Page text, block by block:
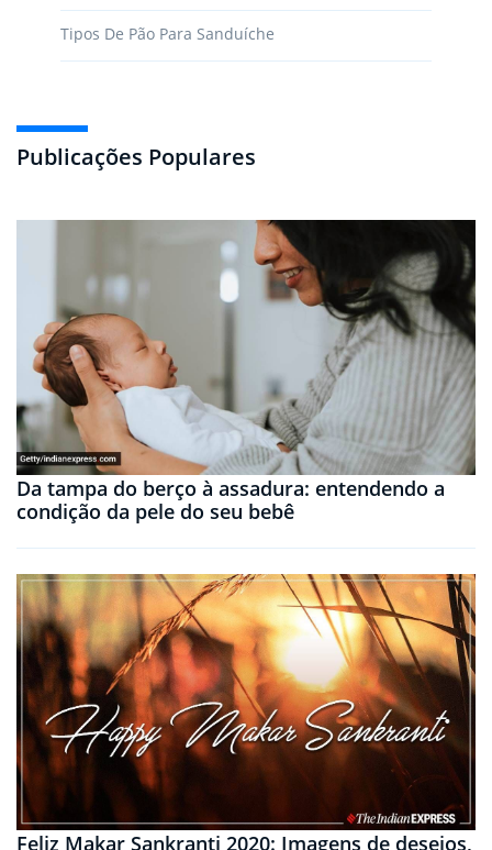
Tipos De Pão Para Sanduíche
Publicações Populares
Da tampa do berço à assadura: entendendo a
condição da pele do seu bebê
Feliz Makar Sankranti 2020: Imagens de desejos,